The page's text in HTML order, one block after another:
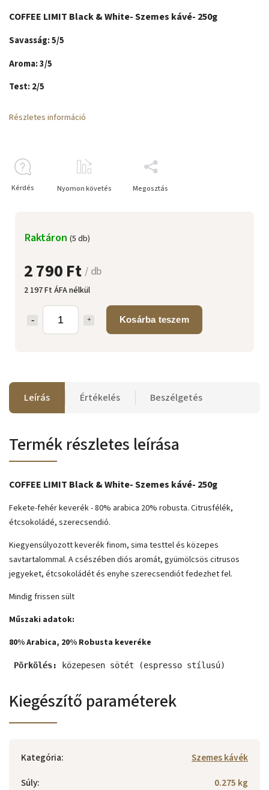
2 790 Ft/ db
2 197 Ft ÁFA nélkül
Kosárba teszem
Raktáron (5 db)
COFFEE LIMIT Black & White- Szemes kávé- 250g
Savasság: 5/5
Aroma: 3/5
Test: 2/5
Részletes információ
Kérdés Nyomon követés Megosztás
Leírás Értékelés Beszélgetés
Termék részletes leírása
COFFEE LIMIT Black & White- Szemes kávé- 250g
Fekete-fehér keverék - 80% arabica 20% robusta. Citrusfélék,
étcsokoládé, szerecsendió.
Kiegyensúlyozott keverék finom, sima testtel és közepes
savtartalommal. A csészében diós aromát, gyümölcsös citrusos
jegyeket, étcsokoládét és enyhe szerecsendiót fedezhet fel.
Mindig frissen sült
Műszaki adatok:
80% Arabica, 20% Robusta keveréke
Pörkölés: közepesen sötét (espresso stílusú)
Kiegészítő paraméterek
Kategória:
Szemes kávék
Súly:
0.275 kg